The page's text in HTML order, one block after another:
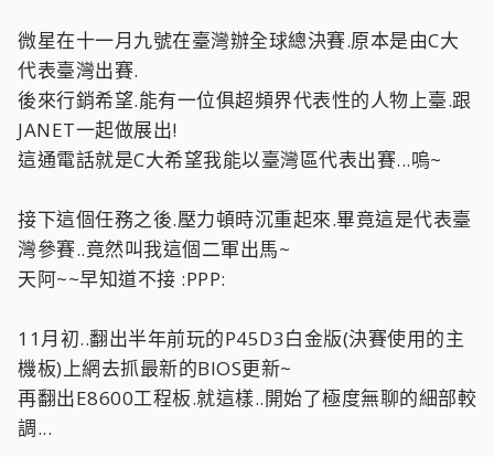
微星在十一月九號在臺灣辦全球總決賽.原本是由C大
代表臺灣出賽.
後來行銷希望.能有一位俱超頻界代表性的人物上臺.跟
JANET一起做展出!
這通電話就是C大希望我能以臺灣區代表出賽...嗚~
接下這個任務之後.壓力頓時沉重起來.畢竟這是代表臺
灣參賽..竟然叫我這個二軍出馬~
天阿~~早知道不接 :PPP:
11月初..翻出半年前玩的P45D3白金版(決賽使用的主
機板)上網去抓最新的BIOS更新~
再翻出E8600工程板.就這樣..開始了極度無聊的細部較
調...